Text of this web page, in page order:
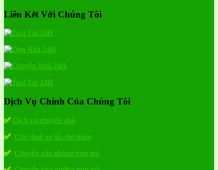
Liên Kết Với Chúng Tôi
Dịch Vụ Chính Của Chúng Tôi
✅ Dịch vụ chuyển nhà
✅ Cho thuê xe tải chở hàng
✅ Chuyển văn phòng trọn gói